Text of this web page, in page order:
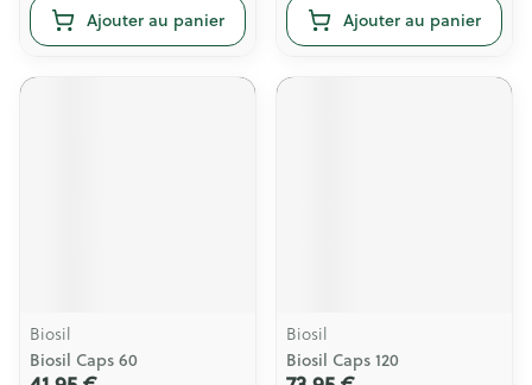
Ajouter au panier Ajouter au panier
Biosil
Biosil Caps 60
Biosil
Biosil Caps 120